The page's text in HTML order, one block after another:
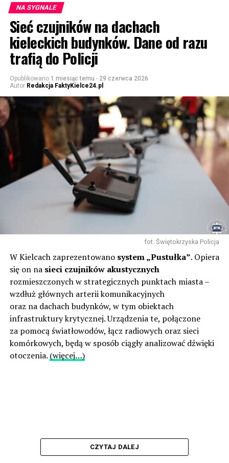
NA SYGNALE
Sieć czujników na dachach
kieleckich budynków. Dane od razu
trafią do Policji
Opublikowano 1 miesiąc temu - 29 czerwca 2026
Autor Redakcja FaktyKielce24.pl
fot. Świętokrzyska Policja
W Kielcach zaprezentowano system „Pustułka”. Opiera
się on na sieci czujników akustycznych
rozmieszczonych w strategicznych punktach miasta –
wzdłuż głównych arterii komunikacyjnych
oraz na dachach budynków, w tym obiektach
infrastruktury krytycznej. Urządzenia te, połączone
za pomocą światłowodów, łącz radiowych oraz sieci
komórkowych, będą w sposób ciągły analizować dźwięki
otoczenia. (więcej…)
CZYTAJ DALEJ